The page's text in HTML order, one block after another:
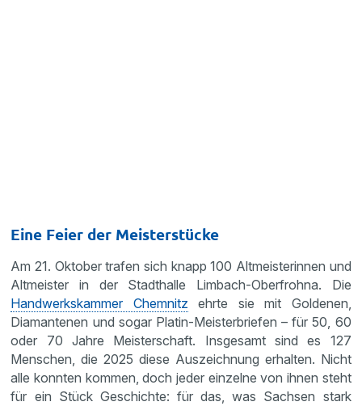
Eine Feier der Meisterstücke
Am 21. Oktober trafen sich knapp 100 Altmeisterinnen und
Altmeister in der Stadthalle Limbach-Oberfrohna. Die
Handwerkskammer Chemnitz ehrte sie mit Goldenen,
Diamantenen und sogar Platin-Meisterbriefen – für 50, 60
oder 70 Jahre Meisterschaft. Insgesamt sind es 127
Menschen, die 2025 diese Auszeichnung erhalten. Nicht
alle konnten kommen, doch jeder einzelne von ihnen steht
für ein Stück Geschichte: für das, was Sachsen stark